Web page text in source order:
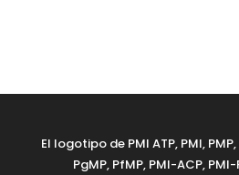
El logotipo de PMI ATP, PMI,
PgMP, PfMP, PMI-ACP,